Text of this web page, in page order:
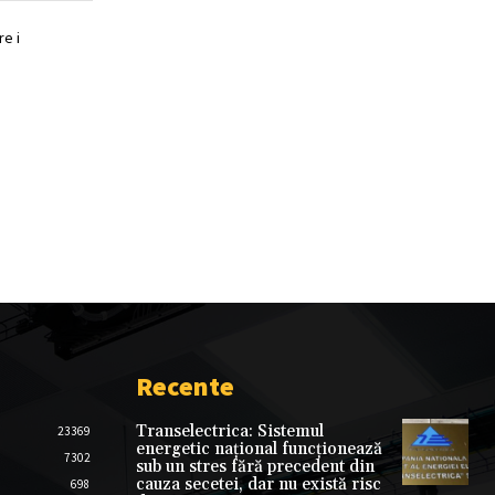
i
23369
7302
698
Recente
Transelectrica: Sistemul
energetic național funcționează
sub un stres fără precedent din
cauza secetei, dar nu există risc